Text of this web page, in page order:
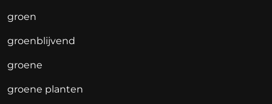
groen
groenblijvend
groene
groene planten